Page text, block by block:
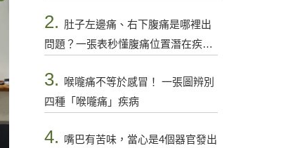
2. 肚子左邊痛、右下腹痛是哪裡出
問題？一張表秒懂腹痛位置潛在疾病
3.
喉嚨痛不等於感冒！ 一張圖辨別
四種「喉嚨痛」疾病
4. 嘴巴有苦味，當心是4個器官發出